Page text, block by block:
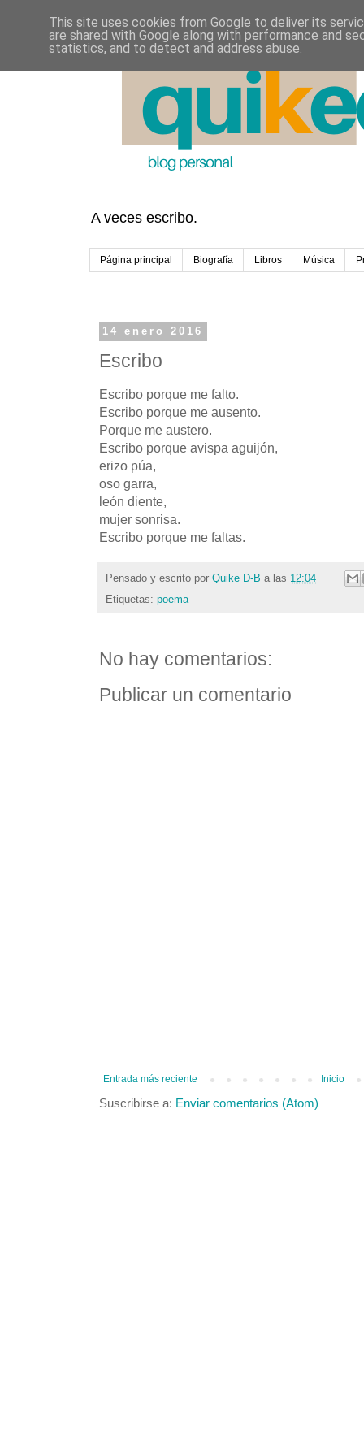
A veces escribo.
Página principal Biografía Libros Música
14 enero 2016
Escribo
Escribo porque me falto.
Escribo porque me ausento.
Porque me austero.
Escribo porque avispa aguijón,
erizo púa,
oso garra,
león diente,
mujer sonrisa.
Escribo porque me faltas.
Pensado y escrito por Quike D-B a las 12:04
Etiquetas: poema
No hay comentarios:
Publicar un comentario
Entrada más reciente Inicio
Suscribirse a: Enviar comentarios (Atom)
This site uses cookies from Google to deliver its
are shared with Google along with performance and
statistics, and to detect and address abuse.